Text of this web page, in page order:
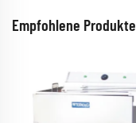
Empfohlene Produkte